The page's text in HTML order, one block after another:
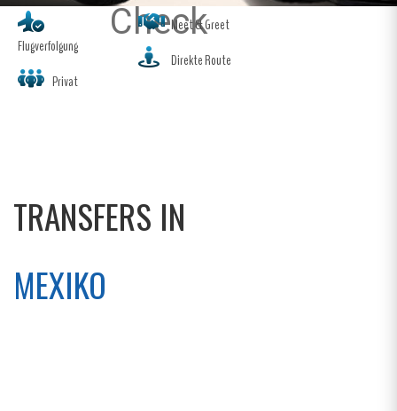
Check
Flugverfolgung
Privat
Meet & Greet
Direkte Route
TRANSFERS IN
MEXIKO